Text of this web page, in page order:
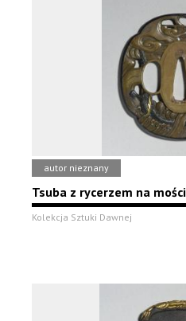
autor nieznany
Tsuba z rycerzem na
Kolekcja Sztuki Dawnej